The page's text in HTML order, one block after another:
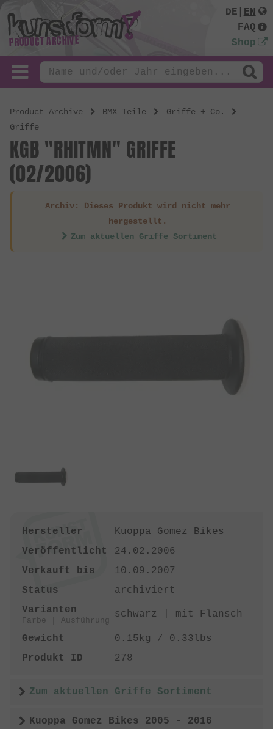
PRODUCT ARCHIVE
DE
EN
FAQ
Shop
Product Archive BMX Teile
Griffe + Co.
Griffe
KGB "RHITMN" GRIFFE
(02/2006)
Archiv: Dieses Produkt wird nicht mehr
hergestellt.
Zum aktuellen Griffe Sortiment
Hersteller
Kuoppa Gomez Bikes
Veröffentlicht
24.02.2006
Verkauft bis
10.09.2007
Status
archiviert
Varianten
Farbe | Ausführung
schwarz | mit Flansch
Gewicht
0.15kg / 0.33lbs
Produkt ID
278
Zum aktuellen Griffe Sortiment
Kuoppa Gomez Bikes 2005 - 2016